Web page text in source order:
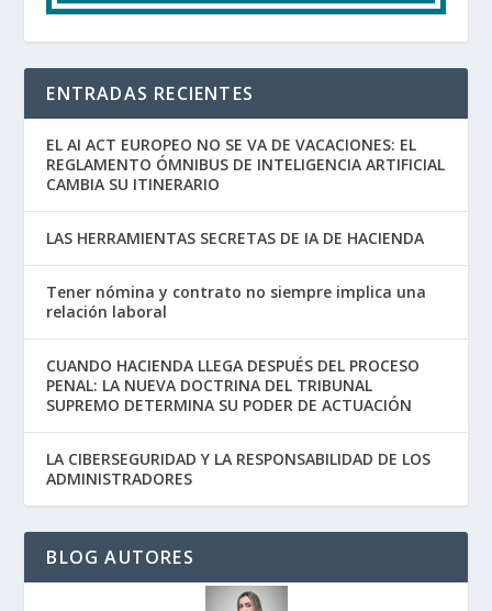
ENTRADAS RECIENTES
EL AI ACT EUROPEO NO SE VA DE VACACIONES: EL
REGLAMENTO ÓMNIBUS DE INTELIGENCIA ARTIFICIAL
CAMBIA SU ITINERARIO
LAS HERRAMIENTAS SECRETAS DE IA DE HACIENDA
Tener nómina y contrato no siempre implica una
relación laboral
CUANDO HACIENDA LLEGA DESPUÉS DEL PROCESO
PENAL: LA NUEVA DOCTRINA DEL TRIBUNAL
SUPREMO DETERMINA SU PODER DE ACTUACIÓN
LA CIBERSEGURIDAD Y LA RESPONSABILIDAD DE LOS
ADMINISTRADORES
BLOG AUTORES